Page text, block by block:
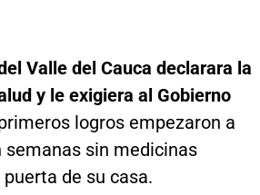
Valle del Cauca declarara la
y le exigiera al Gobierno
logros empezaron a
sin medicinas
de su casa.